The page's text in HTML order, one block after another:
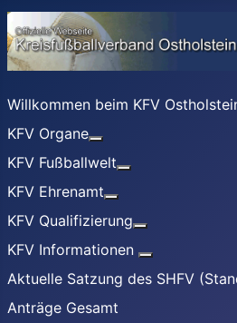
Willkommen beim KFV
KFV Organe
KFV Fußballwelt
KFV Ehrenamt
KFV Qualifizierung
KFV Informationen
Aktuelle Satzung des SHFV
Anträge Gesamt